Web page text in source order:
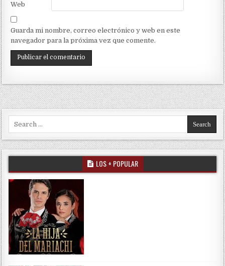
Web
Guarda mi nombre, correo electrónico y web en este
navegador para la próxima vez que comente.
LOS + POPULAR